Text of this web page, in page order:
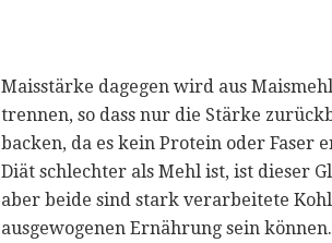
Maisstärke dagegen wird aus
trennen, so dass nur die Stärke
backen, da es kein Protein oder Faser
Diät schlechter als Mehl ist, ist dieser
aber beide sind stark verarbeitete
ausgewogenen Ernährung sein können.